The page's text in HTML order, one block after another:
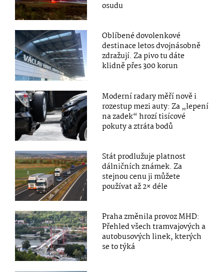
osudu
Oblíbené dovolenkové
destinace letos dvojnásobně
zdražují. Za pivo tu dáte
klidně přes 300 korun
Moderní radary měří nově i
rozestup mezi auty: Za „lepení
na zadek“ hrozí tisícové
pokuty a ztráta bodů
Stát prodlužuje platnost
dálničních známek. Za
stejnou cenu ji můžete
používat až 2× déle
Praha změnila provoz MHD:
Přehled všech tramvajových a
autobusových linek, kterých
se to týká